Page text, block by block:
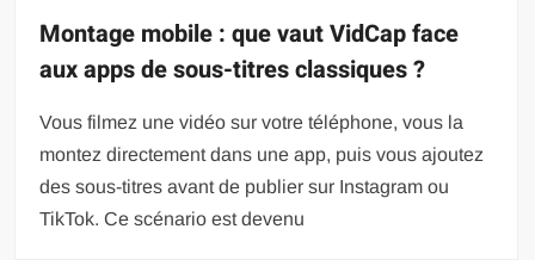
Montage mobile : que vaut VidCap face
aux apps de sous-titres classiques ?
Vous filmez une vidéo sur votre téléphone, vous la
montez directement dans une app, puis vous ajoutez
des sous-titres avant de publier sur Instagram ou
TikTok. Ce scénario est devenu